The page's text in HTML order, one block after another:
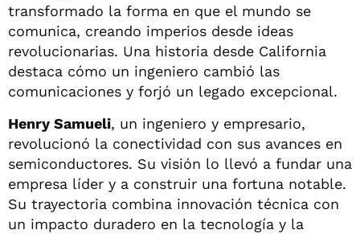
transformado la forma en que el mundo se
comunica, creando imperios desde ideas
revolucionarias. Una historia desde California
destaca cómo un ingeniero cambió las
comunicaciones y forjó un legado excepcional.
Henry Samueli, un ingeniero y empresario,
revolucionó la conectividad con sus avances en
semiconductores. Su visión lo llevó a fundar una
empresa líder y a construir una fortuna notable.
Su trayectoria combina innovación técnica con
un impacto duradero en la tecnología y la